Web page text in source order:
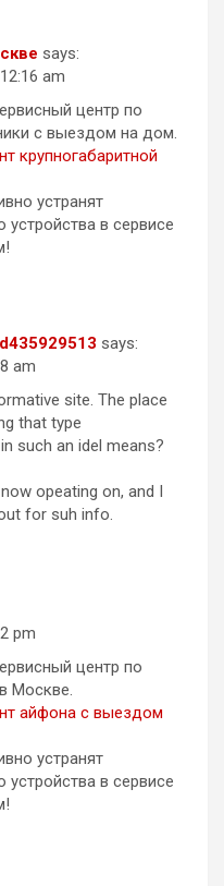
says:
am
центр по
с выездом на дом.
крупногабаритной
устранят
устройства в сервисе
says:
am
site. The place
that type
such an idel means?
opeating on, and I
for suh info.
pm
центр по
Москве.
айфона с выездом
устранят
устройства в сервисе